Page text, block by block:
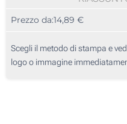
3 Colori (Davanti)
Transfer digitale full color
10
25
50
Prezzo da:14,89 €
Scegli il metodo di stampa e
logo o immagine